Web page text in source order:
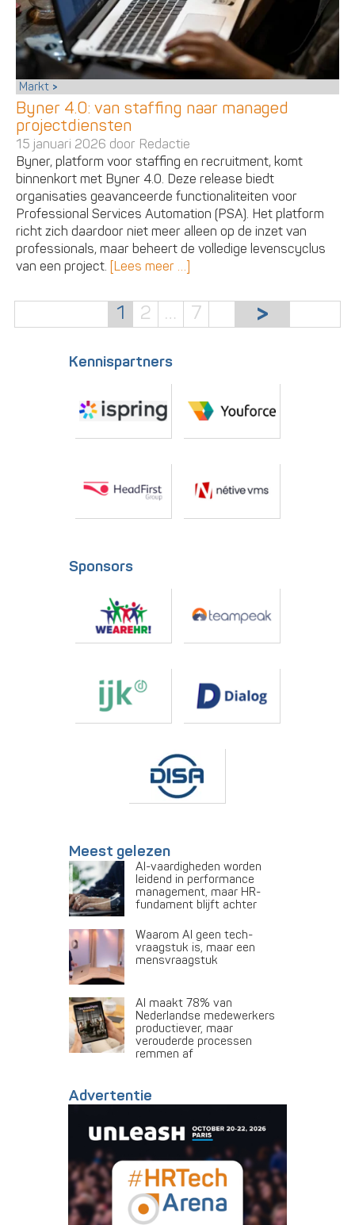
Markt
Byner 4.0: van staffing naar managed
projectdiensten
15 januari 2026 door Redactie
Byner, platform voor staffing en recruitment, komt
binnenkort met Byner 4.0. Deze release biedt
organisaties geavanceerde functionaliteiten voor
Professional Services Automation (PSA). Het platform
richt zich daardoor niet meer alleen op de inzet van
professionals, maar beheert de volledige levenscyclus
van een project. [Lees meer …]
1 2 … 7
Kennispartners
Sponsors
Meest gelezen
AI-vaardigheden worden
leidend in performance
management, maar HR-
fundament blijft achter
Waarom AI geen tech-
vraagstuk is, maar een
mensvraagstuk
AI maakt 78% van
Nederlandse medewerkers
productiever, maar
verouderde processen
remmen af
Advertentie